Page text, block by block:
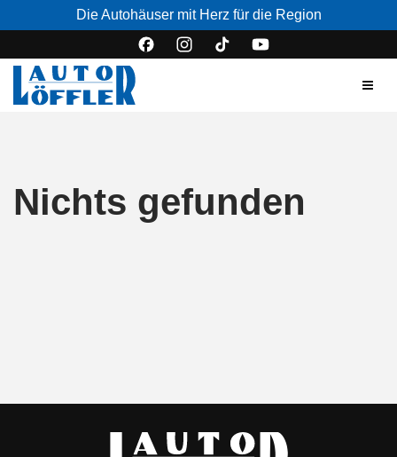
Die Autohäuser mit Herz für die Region
Nichts gefunden